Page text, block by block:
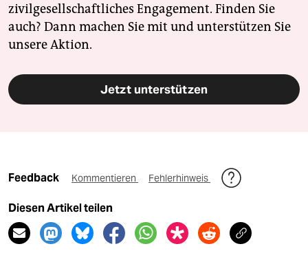
zivilgesellschaftliches Engagement. Finden Sie
auch? Dann machen Sie mit und unterstützen Sie
unsere Aktion.
Jetzt unterstützen
Feedback Kommentieren Fehlerhinweis
Diesen Artikel teilen